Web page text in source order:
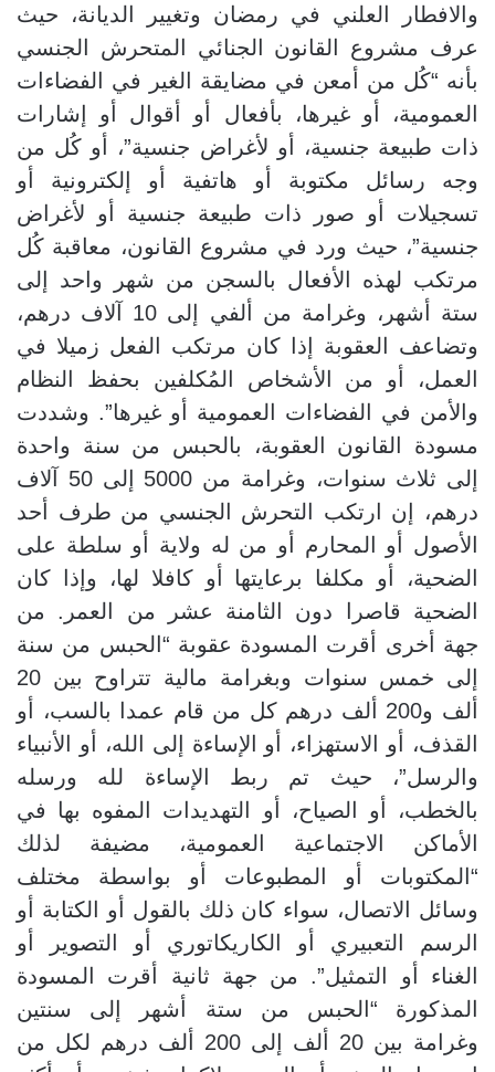
والافطار العلني في رمضان وتغيير الديانة، حيث
عرف مشروع القانون الجنائي المتحرش الجنسي
بأنه “كُل من أمعن في مضايقة الغير في الفضاءات
العمومية، أو غيرها، بأفعال أو أقوال أو إشارات
ذات طبيعة جنسية، أو لأغراض جنسية”، أو كُل من
وجه رسائل مكتوبة أو هاتفية أو إلكترونية أو
تسجيلات أو صور ذات طبيعة جنسية أو لأغراض
جنسية”، حيث ورد في مشروع القانون، معاقبة كُل
مرتكب لهذه الأفعال بالسجن من شهر واحد إلى
ستة أشهر، وغرامة من ألفي إلى 10 آلاف درهم،
وتضاعف العقوبة إذا كان مرتكب الفعل زميلا في
العمل، أو من الأشخاص المُكلفين بحفظ النظام
والأمن في الفضاءات العمومية أو غيرها”. وشددت
مسودة القانون العقوبة، بالحبس من سنة واحدة
إلى ثلاث سنوات، وغرامة من 5000 إلى 50 آلاف
درهم، إن ارتكب التحرش الجنسي من طرف أحد
الأصول أو المحارم أو من له ولاية أو سلطة على
الضحية، أو مكلفا برعايتها أو كافلا لها، وإذا كان
الضحية قاصرا دون الثامنة عشر من العمر. من
جهة أخرى أقرت المسودة عقوبة “الحبس من سنة
إلى خمس سنوات وبغرامة مالية تتراوح بين 20
ألف و200 ألف درهم كل من قام عمدا بالسب، أو
القذف، أو الاستهزاء، أو الإساءة إلى الله، أو الأنبياء
والرسل”، حيث تم ربط الإساءة لله ورسله
بالخطب، أو الصياح، أو التهديدات المفوه بها في
الأماكن الاجتماعية العمومية، مضيفة لذلك
“المكتوبات أو المطبوعات أو بواسطة مختلف
وسائل الاتصال، سواء كان ذلك بالقول أو الكتابة أو
الرسم التعبيري أو الكاريكاتوري أو التصوير أو
الغناء أو التمثيل”. من جهة ثانية أقرت المسودة
المذكورة “الحبس من ستة أشهر إلى سنتين
وغرامة بين 20 ألف إلى 200 ألف درهم لكل من